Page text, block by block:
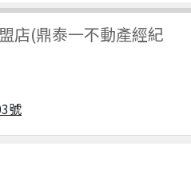
店(鼎泰一不動產經紀
號